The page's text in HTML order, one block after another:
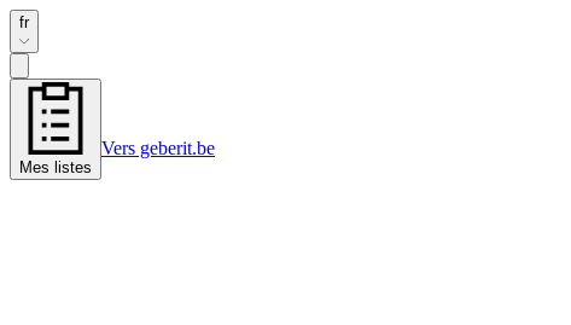
fr
Mes listes
Vers geberit.be